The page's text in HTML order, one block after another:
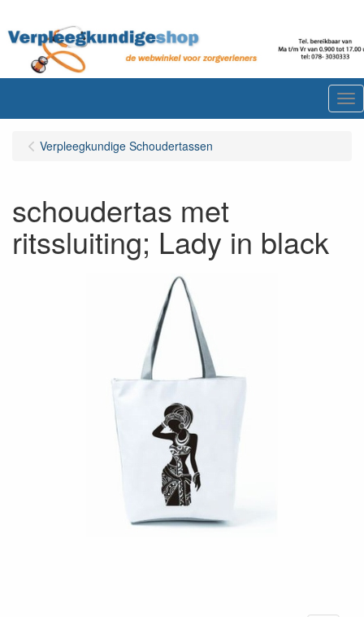
Verpleegkundige Schoudertassen
schoudertas met
ritssluiting; Lady in black